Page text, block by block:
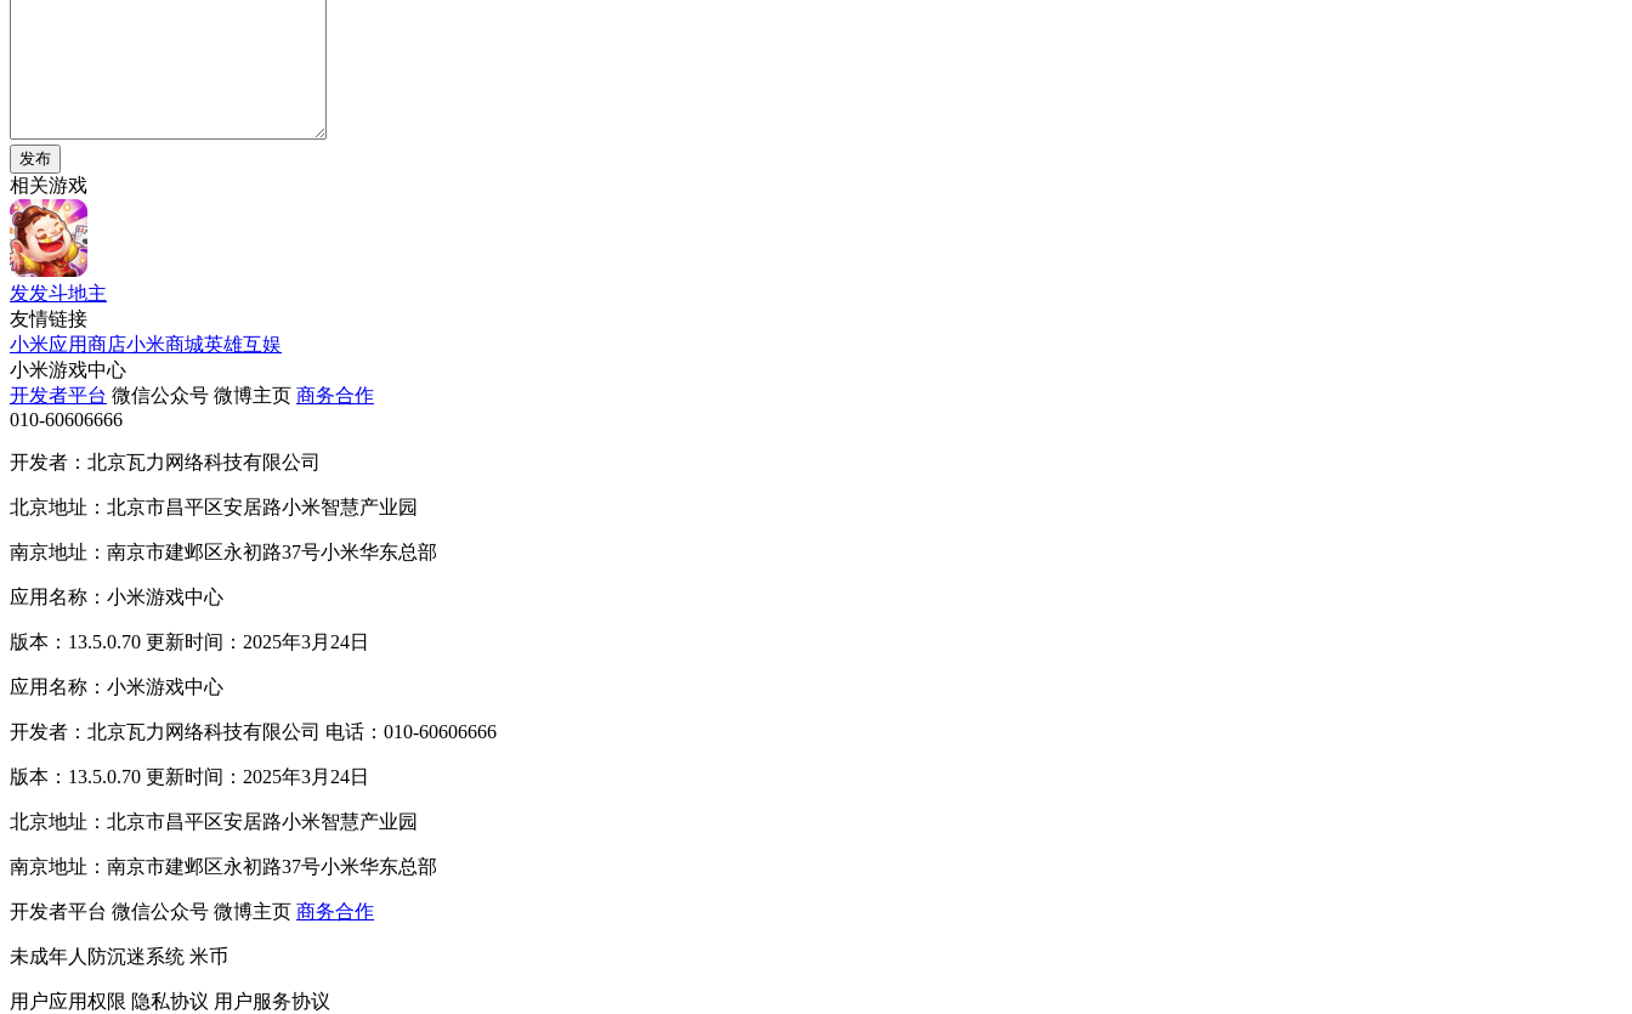
发布
相关游戏
发发斗地主
友情链接
小米应用商店小米商城英雄互娱
小米游戏中心
开发者平台 微信公众号 微博主页 商务合作
010-60606666
开发者：北京瓦力网络科技有限公司
北京地址：北京市昌平区安居路小米智慧产业园
南京地址：南京市建邺区永初路37号小米华东总部
应用名称：小米游戏中心
版本：13.5.0.70 更新时间：2025年3月24日
应用名称：小米游戏中心
开发者：北京瓦力网络科技有限公司 电话：010-60606666
版本：13.5.0.70 更新时间：2025年3月24日
北京地址：北京市昌平区安居路小米智慧产业园
南京地址：南京市建邺区永初路37号小米华东总部
开发者平台 微信公众号 微博主页 商务合作
未成年人防沉迷系统 米币
用户应用权限 隐私协议 用户服务协议